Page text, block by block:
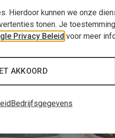
Hierdoor kunnen we onze
tonen. Je
Privacy Beleid voor meer
AKKOORD
Bedrijfsgegevens